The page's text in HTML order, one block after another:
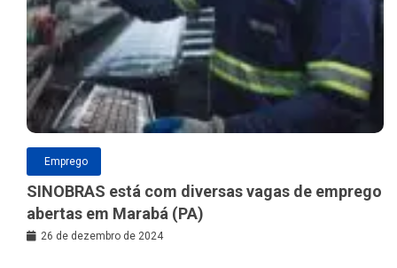
Emprego
SINOBRAS está com diversas vagas de emprego
abertas em Marabá (PA)
26 de dezembro de 2024